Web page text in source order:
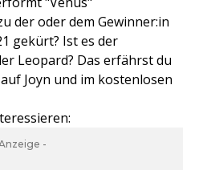
der oder dem Gewinner:in
gekürt? Ist es der
Leopard? Das erfährst du
Joyn und im kostenlosen
-